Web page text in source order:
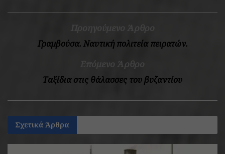
Προηγούμενο Άρθρο
Γραμβούσα. Ναυτική πολιτεία πειρατών.
Επόμενο Άρθρο
Ταξίδια στις θάλασσες του βυζαντίου
Σχετικά Άρθρα